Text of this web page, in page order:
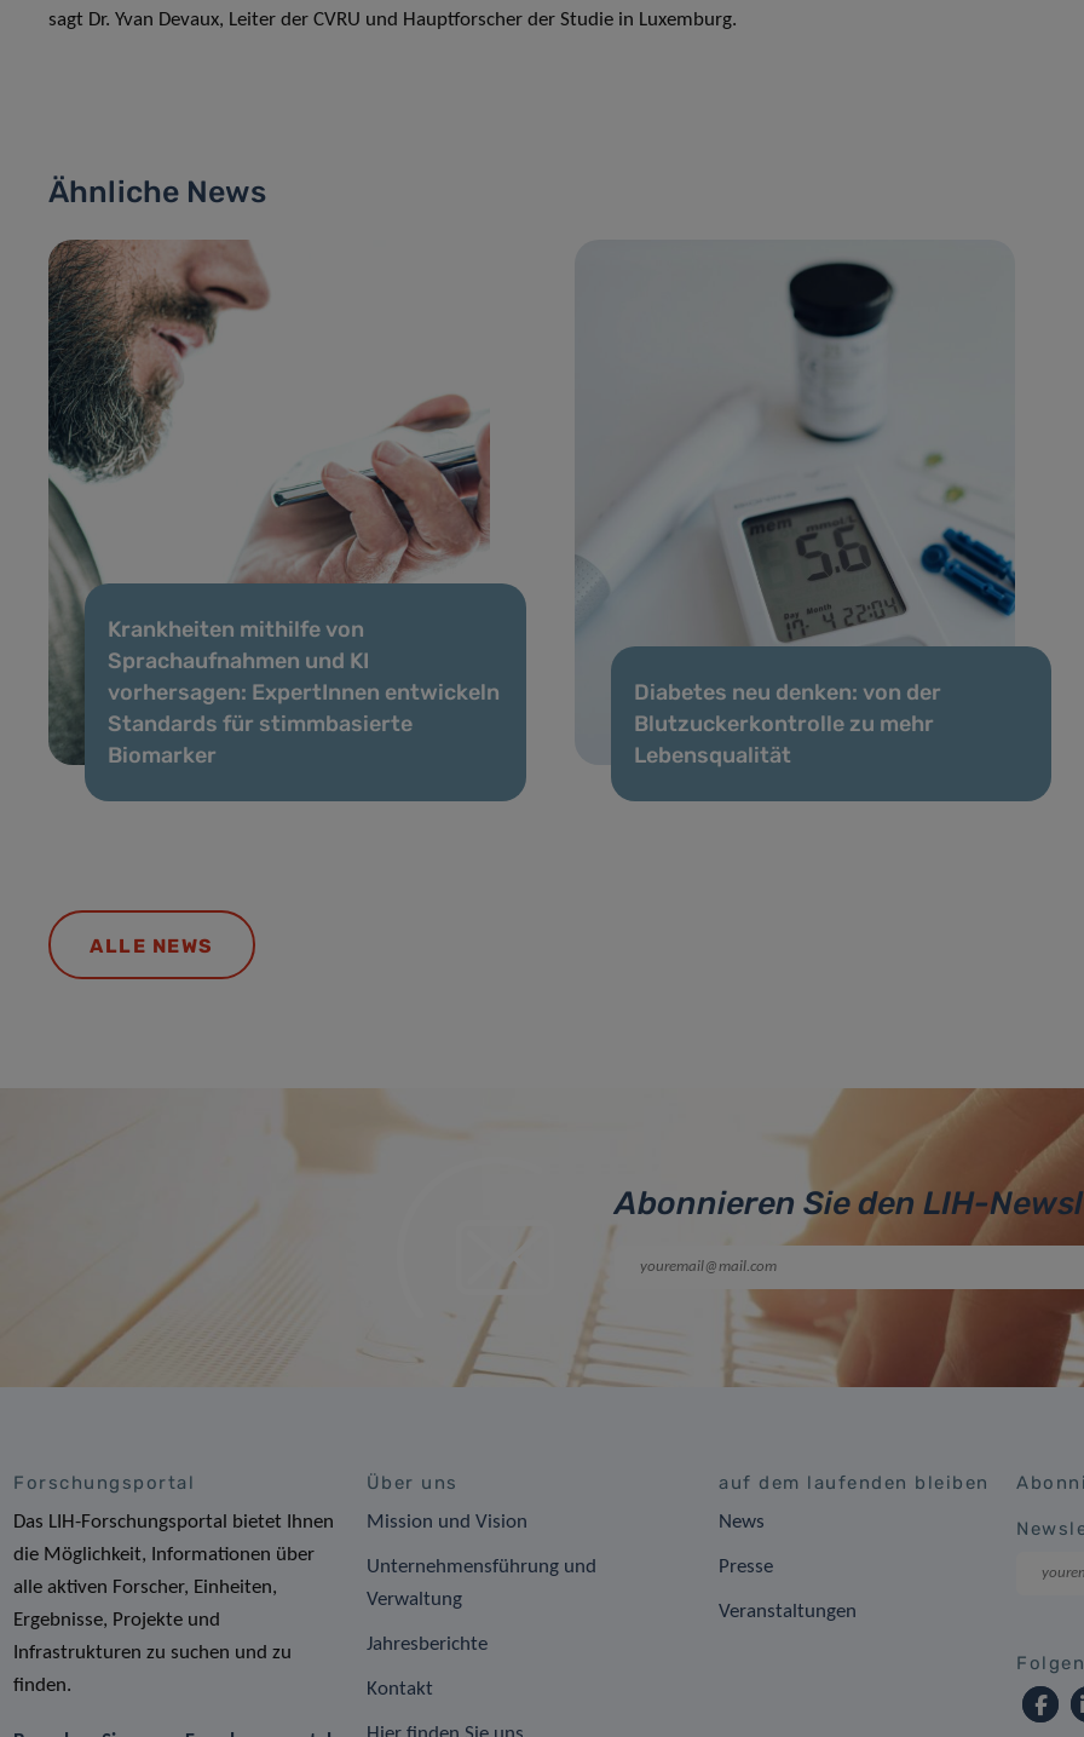
sagt Dr. Yvan Devaux, Leiter der CVRU und Hauptforscher der Studie in Luxemburg.
Ähnliche News
Krankheiten mithilfe von
Sprachaufnahmen und KI
vorhersagen: ExpertInnen entwickeln
Standards für stimmbasierte
Biomarker
Diabetes neu denken: von der
Blutzuckerkontrolle zu mehr
Lebensqualität
ALLE NEWS
Abonnieren Sie den LIH-
Forschungsportal
Das LIH-Forschungsportal bietet Ihnen
die Möglichkeit, Informationen über
alle aktiven Forscher, Einheiten,
Ergebnisse, Projekte und
Infrastrukturen zu suchen und zu
finden.
Über uns
Mission und Vision
Unternehmensführung und
Verwaltung
Jahresberichte
Kontakt
auf dem laufenden bleiben
News
Presse
Veranstaltungen